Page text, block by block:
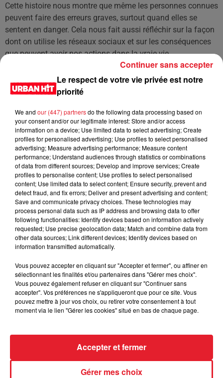
Cette histoire nous montre que même les personnes connues
peuvent faire des erreurs graves, surtout quand elles se
sentent en danger. Cela nous fait aussi réfléchir sur la façon
dont on utilise les réseaux sociaux et sur les conséquences
que peuvent avoir nos actions dans la vraie vie.
Cet élément est masqué compte-tenu du refus du
dépôt de cookies que vous avez exprimé. Si vous
en cliquant sur le bouton ci-dessous.
Afficher l'élément
LES DERNIÈRES NEWS Voir plus
Jay-Z se bat contre la grand-mère
d'un homme prétendant être son fils
Cassie met fin à une ex-escorte
masculine dans sa bataille...
Montparnasse : des désaccords
entre...
Le respect de votre vie privée est notre
priorité
We and our (447) partnersdo the following data processing based on
your consent and/or our legitimate interest: Store and/or access
information on a device; Use limited data to select advertising; Create
profiles for personalised advertising; Use profiles to select personalised
advertising; Measure advertising performance; Measure content
performance; Understand audiences through statistics or combinations
of data from different sources; Develop and improve services; Create
profiles to personalise content; Use profiles to select personalised
content; Use limited data to select content; Ensure security, prevent and
detect fraud, and fix errors; Deliver and present advertising and content;
Save and communicate privacy choices. These technologies may
process personal data such as IP address and browsing data to offer
following functionalities: Identify devices based on information actively
requested; Use precise geolocation data; Match and combine data from
other data sources; Link different devices; Identify devices based on
information transmitted automatically.
Vous pouvez accepter en cliquant sur "Accepter et fermer", ou affiner en
sélectionnant les finalités et/ou partenaires dans "Gérer mes choix".
Vous pouvez également refuser en cliquant sur "Continuer sans
accepter". Vos préférences ne s'appliqueront que pour ce site. Vous
pouvez mettre à jour vos choix, ou retirer votre consentement à tout
moment via le lien "Gérer les cookies" situé en bas de chaque page.
Gérer mes choix
Accepter et fermer
Continuer sans accepter